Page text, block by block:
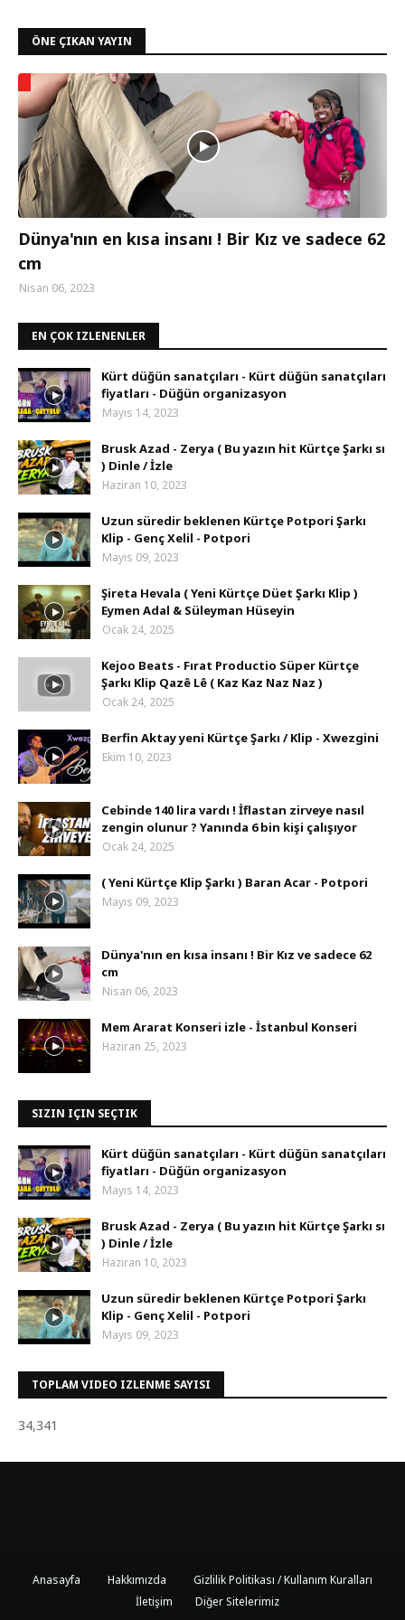
ÖNE ÇIKAN YAYIN
Dünya'nın en kısa insanı ! Bir Kız ve sadece 62
cm
Nisan 06, 2023
EN ÇOK IZLENENLER
Kürt düğün sanatçıları - Kürt düğün sanatçıları
fiyatları - Düğün organizasyon
Mayıs 14, 2023
Brusk Azad - Zerya ( Bu yazın hit Kürtçe Şarkı sı
) Dinle / İzle
Haziran 10, 2023
Uzun süredir beklenen Kürtçe Potpori Şarkı
Klip - Genç Xelil - Potpori
Mayıs 09, 2023
Şireta Hevala ( Yeni Kürtçe Düet Şarkı Klip )
Eymen Adal & Süleyman Hüseyin
Ocak 24, 2025
Kejoo Beats - Fırat Productio Süper Kürtçe
Şarkı Klip Qazê Lê ( Kaz Kaz Naz Naz )
Ocak 24, 2025
Berfin Aktay yeni Kürtçe Şarkı / Klip - Xwezgini
Ekim 10, 2023
Cebinde 140 lira vardı ! İflastan zirveye nasıl
zengin olunur ? Yanında 6 bin kişi çalışıyor
Ocak 24, 2025
( Yeni Kürtçe Klip Şarkı ) Baran Acar - Potpori
Mayıs 09, 2023
Dünya'nın en kısa insanı ! Bir Kız ve sadece 62
cm
Nisan 06, 2023
Mem Ararat Konseri izle - İstanbul Konseri
Haziran 25, 2023
SIZIN IÇIN SEÇTIK
Kürt düğün sanatçıları - Kürt düğün sanatçıları
fiyatları - Düğün organizasyon
Mayıs 14, 2023
Brusk Azad - Zerya ( Bu yazın hit Kürtçe Şarkı sı
) Dinle / İzle
Haziran 10, 2023
Uzun süredir beklenen Kürtçe Potpori Şarkı
Klip - Genç Xelil - Potpori
Mayıs 09, 2023
TOPLAM VIDEO IZLENME SAYISI
34,341
Anasayfa Hakkımızda
Gizlilik Politikası / Kullanım Kuralları
İletişim
Diğer Sitelerimiz